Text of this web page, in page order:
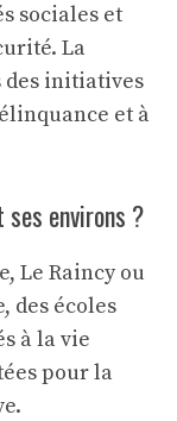
sociales et
La
des initiatives
et à
environs ?
Le Raincy ou
des écoles
à la vie
pour la